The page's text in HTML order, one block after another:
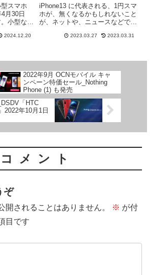
スマホ
月30日
小型なの
、特徴
のミド
クが最大の
2024.12.20
iPhone13 に代表される、1円スマ
ホが、無くなるかもしれないこと
が、ネットや、ニュースなどで、
けでなく、家電量販店の、スマホ
した。毎年、春に行われる、新生
活キャンペーンなどに、影響する
のでしょうか。
2023.03.27 2023.03.31
2022年9月 OCNモバイル キャ
ンペーン特価セール_Nothing
Phone (1) も発売
「HTC
2022年10月1日
コメント
ぞ
開されることはありません。 ※ が付
目です